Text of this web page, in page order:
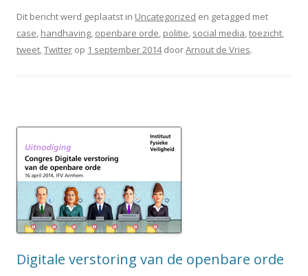
Dit bericht werd geplaatst in Uncategorized en getagged met
case, handhaving, openbare orde, politie, social media,toezicht,
tweet,Twitter op 1 september 2014doorArnout de Vries.
Digitale verstoring van de openbare orde